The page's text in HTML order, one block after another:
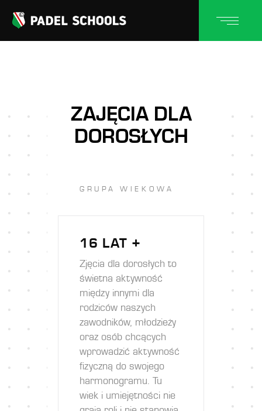
ZAJĘCIA DLA
DOROSŁYCH
16 LAT +
Zjęcia dla dorosłych to
świetna aktywność
między innymi dla
rodziców naszych
zawodników, młodzieży
oraz osób chcących
wprowadzić aktywność
fizyczną do swojego
harmonogramu. Tu
wiek i umiejętności nie
GRUPA WIEKOWA